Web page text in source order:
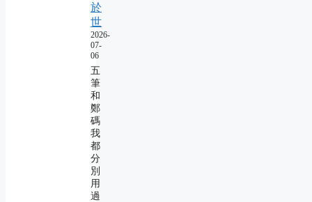
於
世
2026-
07-
06
五
筆
和
鄭
碼
我
都
分
別
用
過